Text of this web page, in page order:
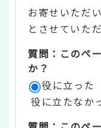
ン
ツ
評
価
お寄せいただ
とさせていた
質問：このペ
か？
役に立った
役に立たなか